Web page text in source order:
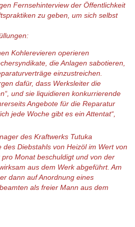
Fernsehinterview der Öffentlichkeit
zu geben, um sich selbst
Kohlerevieren operieren
die Anlagen sabotieren,
einzustreichen.
dafür, dass Werksleiter die
und sie liquidieren konkurrierende
Angebote für die Reparatur
jede Woche gibt es ein Attentat“,
des Kraftwerks Tutuka
Diebstahls von Heizöl im Wert von
Monat beschuldigt und von der
aus dem Werk abgeführt. Am
dann auf Anordnung eines
als freier Mann aus dem